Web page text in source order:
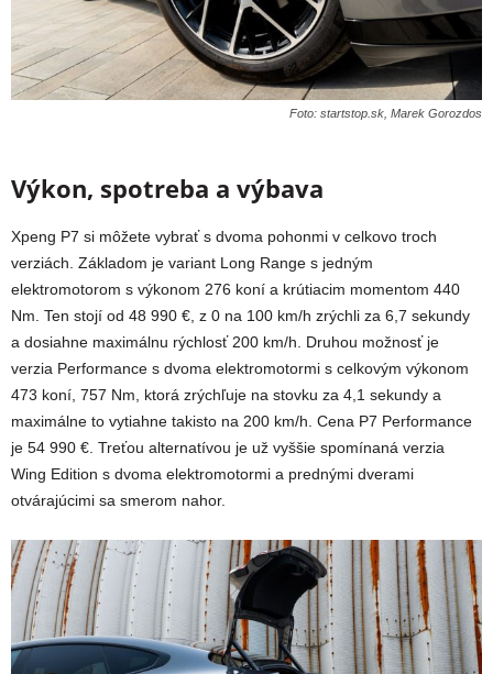
Foto: startstop.sk, Marek Gorozdos
Výkon, spotreba a výbava
Xpeng P7 si môžete vybrať s dvoma pohonmi v celkovo troch
verziách. Základom je variant Long Range s jedným
elektromotorom s výkonom 276 koní a krútiacim momentom 440
Nm. Ten stojí od 48 990 €, z 0 na 100 km/h zrýchli za 6,7 sekundy
a dosiahne maximálnu rýchlosť 200 km/h. Druhou možnosť je
verzia Performance s dvoma elektromotormi s celkovým výkonom
473 koní, 757 Nm, ktorá zrýchľuje na stovku za 4,1 sekundy a
maximálne to vytiahne takisto na 200 km/h. Cena P7 Performance
je 54 990 €. Treťou alternatívou je už vyššie spomínaná verzia
Wing Edition s dvoma elektromotormi a prednými dverami
otvárajúcimi sa smerom nahor.